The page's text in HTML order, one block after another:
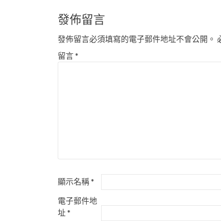
導
覽
發佈留言
發佈留言必須填寫的電子郵件地址不會公開。
留言*
顯示名稱*
電子郵件地
址*